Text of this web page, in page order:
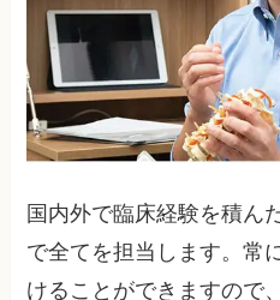
国内外で臨床経験を積ん
で全てを担当します。常
けることができますので